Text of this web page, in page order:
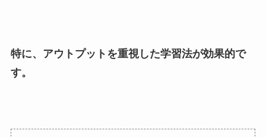
特に、アウトプットを重視した学習法が効果的で
す。